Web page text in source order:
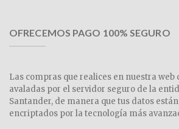
OFRECEMOS PAGO 100% SEGURO
Las compras que realices en nuestra web
avaladas por el servidor seguro de la
Santander, de manera que tus datos
encriptados por la tecnología más